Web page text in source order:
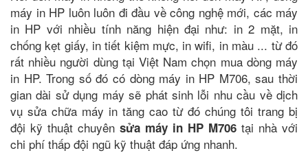
máy in HP luôn luôn đi đầu về công nghệ mới, các máy
in HP với nhiều tính năng hiện đại như: in 2 mặt, in
chống kẹt giấy, in tiết kiệm mực, in wifi, in màu ... từ đó
rất nhiều người dùng tại Việt Nam chọn mua dòng máy
in HP. Trong số đó có dòng máy in HP M706, sau thời
gian dài sử dụng máy sẽ phát sinh lỗi nhu cầu về dịch
vụ sửa chữa máy in tăng cao từ đó chúng tôi trang bị
đội kỹ thuật chuyên sửa máy in HP M706 tại nhà với
chi phí thấp đội ngũ kỹ thuật đáp ứng nhanh.